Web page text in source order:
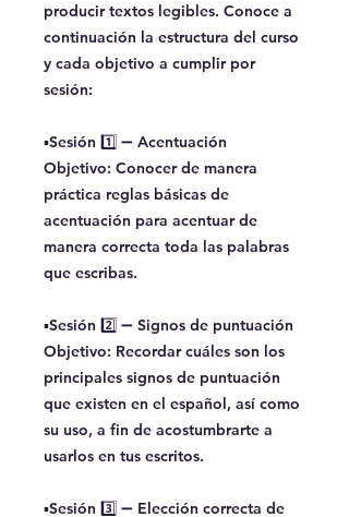
producir textos legibles. Conoce a
continuación la estructura del curso
y cada objetivo a cumplir por
sesión:
▪️Sesión 1️⃣ ➖ Acentuación
Objetivo: Conocer de manera
práctica reglas básicas de
acentuación para acentuar de
manera correcta toda las palabras
que escribas.
▪️Sesión 2️⃣ ➖ Signos de puntuación
Objetivo: Recordar cuáles son los
principales signos de puntuación
que existen en el español, así como
su uso, a fin de acostumbrarte a
usarlos en tus escritos.
▪️Sesión 3️⃣ ➖ Elección correcta de